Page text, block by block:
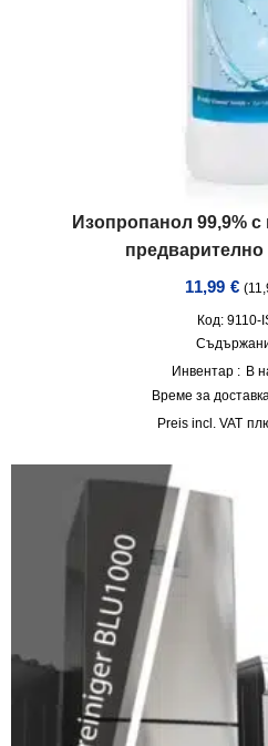
Изопропанол 99,9% с
предварително
11,99 € (
Код: 9110-
Инвентар : В
Време за
incl. VAT